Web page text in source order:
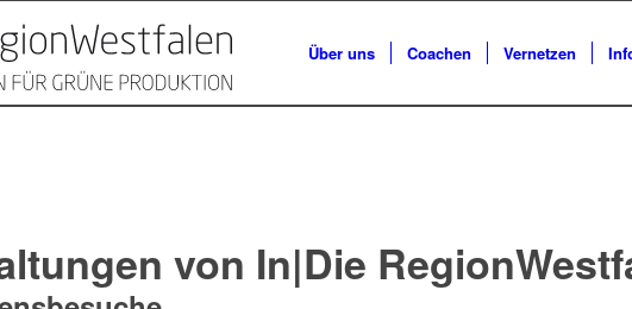
Über uns Coachen Vernetzen
von In|Die